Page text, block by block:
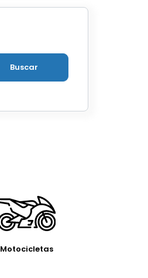
Buscar
Motocicletas